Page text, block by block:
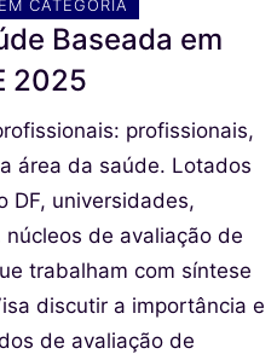
CATEGORIA
Baseada em
2025
profissionais,
área da saúde. Lotados
DF, universidades,
de avaliação de
trabalham com síntese
discutir a importância e
de avaliação de